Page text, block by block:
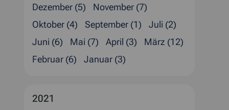
Dezember (5)
November (7)
Oktober (4)
September (1)
Juli (2)
Juni (6)
Mai (7) April (3)
März (12)
Februar (6)
Januar (3)
2021